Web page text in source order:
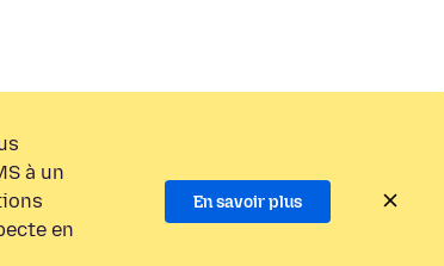
à un
en
En savoir plus